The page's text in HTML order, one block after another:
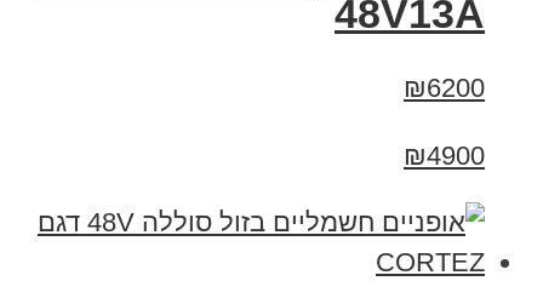
48V13A
₪6200
₪4900